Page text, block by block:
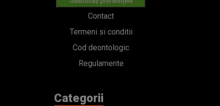
Contact
Termeni si conditii
Cod deontologic
Regulamente
Categorii